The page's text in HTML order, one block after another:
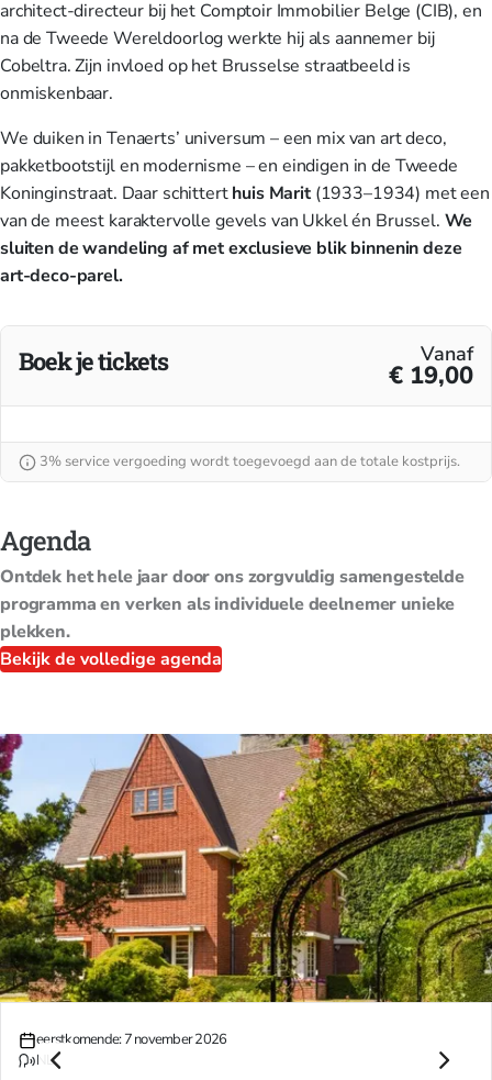
architect-directeur bij het Comptoir Immobilier Belge (CIB), en
na de Tweede Wereldoorlog werkte hij als aannemer bij
Cobeltra. Zijn invloed op het Brusselse straatbeeld is
onmiskenbaar.
We duiken in Tenaerts’ universum – een mix van art deco,
pakketbootstijl en modernisme – en eindigen in de Tweede
Koninginstraat. Daar schitterthuis Marit(1933–1934) met een
van de meest karaktervolle gevels van Ukkel én Brussel. We
sluiten de wandeling af met exclusieve blik binnenin deze
art-deco-parel.
Boek je tickets Vanaf
€ 19,00
3% service vergoeding wordt toegevoegd aan de totale kostprijs.
Agenda
Ontdek het hele jaar door ons zorgvuldig samengestelde
programma en verken als individuele deelnemer unieke
plekken.
Bekijk de volledige agenda
NOVeerstkomende: 7 november 2026
NL